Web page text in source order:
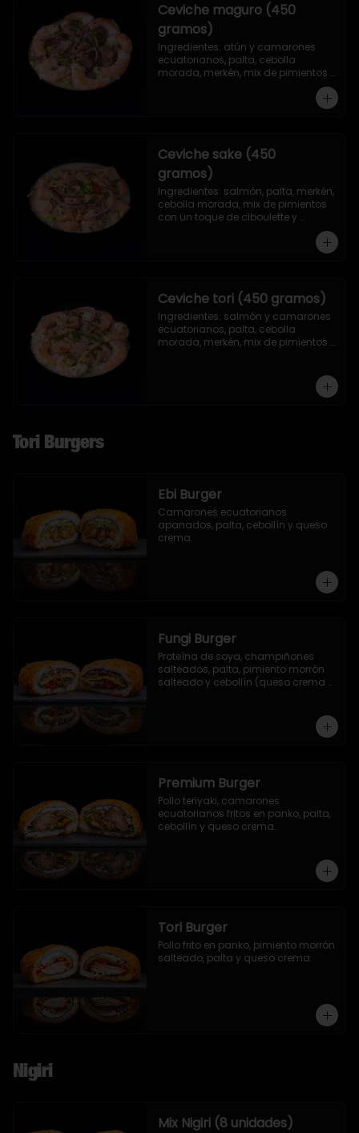
Ceviche maguro (450
gramos)
Ingredientes: atún y camarones
ecuatorianos, palta, cebolla
morada, merkén, mix de pimientos
Ceviche sake (450
gramos)
Ingredientes: salmón, palta, merkén,
cebolla morada, mix de pimientos
con un toque de ciboulette y
Ceviche tori (450 gramos)
Ingredientes: salmón y camarones
ecuatorianos, palta, cebolla
morada, merkén, mix de pimientos
Tori Burgers
Ebi Burger
Camarones ecuatorianos
apanados, palta, cebollín y queso
crema.
Fungi Burger
Proteína de soya, champiñones
salteados, palta, pimiento morrón
salteado y cebollín (queso crema
Premium Burger
Pollo teriyaki, camarones
ecuatorianos fritos en panko, palta,
cebollín y queso crema.
Tori Burger
Pollo frito en panko, pimiento morrón
salteado, palta y queso crema.
Nigiri
Mix Nigiri (8 unidades)